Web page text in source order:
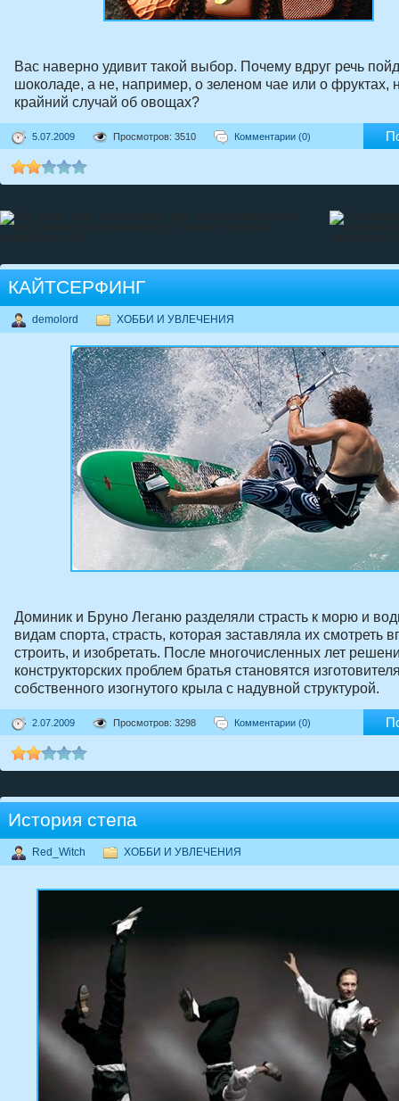
Вас наверно удивит такой выбор. Почему вдруг речь
шоколаде, а не, например, о зеленом чае или о фруктах,
крайний случай об овощах?
5.07.2009 Просмотров: 3510 Комментарии (0)
КАЙТСЕРФИНГ
demolord ХОББИ И УВЛЕЧЕНИЯ
Доминик и Бруно Леганю разделяли страсть к морю и
видам спорта, страсть, которая заставляла их смотреть
строить, и изобретать. После многочисленных лет
конструкторских проблем братья становятся
собственного изогнутого крыла с надувной структурой.
2.07.2009 Просмотров: 3298 Комментарии (0)
История степа
Red_Witch ХОББИ И УВЛЕЧЕНИЯ